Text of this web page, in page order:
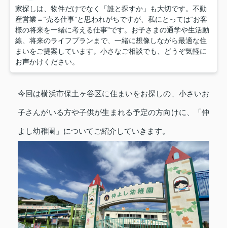
家探しは、物件だけでなく「誰と探すか」も大切です。不動
産営業＝“売る仕事”と思われがちですが、私にとっては“お客
様の将来を一緒に考える仕事”です。お子さまの通学や生活動
線、将来のライフプランまで、一緒に想像しながら最適な住
まいをご提案しています。小さなご相談でも、どうぞ気軽に
お声かけください。
今回は横浜市保土ヶ谷区に住まいをお探しの、小さいお
子さんがいる方や子供が生まれる予定の方向けに、「仲
よし幼稚園」についてご紹介していきます。